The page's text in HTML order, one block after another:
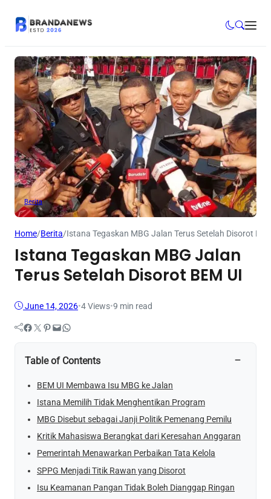
Berita
Home/Berita/Istana Tegaskan MBG Jalan Terus Setelah Disorot
Istana Tegaskan MBG Jalan
Terus Setelah Disorot BEM UI
June 14, 2026•4Views•9 min read
Facebook Twitter Pinterest Mail WhatsApp
Table of Contents −
BEM UI Membawa Isu MBG ke Jalan
Istana Memilih Tidak Menghentikan Program
MBG Disebut sebagai Janji Politik Pemenang Pemilu
Kritik Mahasiswa Berangkat dari Keresahan Anggaran
Pemerintah Menawarkan Perbaikan Tata Kelola
SPPG Menjadi Titik Rawan yang Disorot
Isu Keamanan Pangan Tidak Boleh Dianggap Ringan